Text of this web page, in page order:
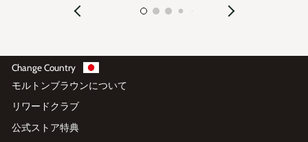
Change Country
モルトンブラウンについて
リワードクラブ
公式ストア特典